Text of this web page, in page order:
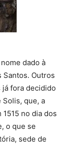
dado à
Santos. Outros
fora decidido
que, a
no dia dos
o que se
sede de